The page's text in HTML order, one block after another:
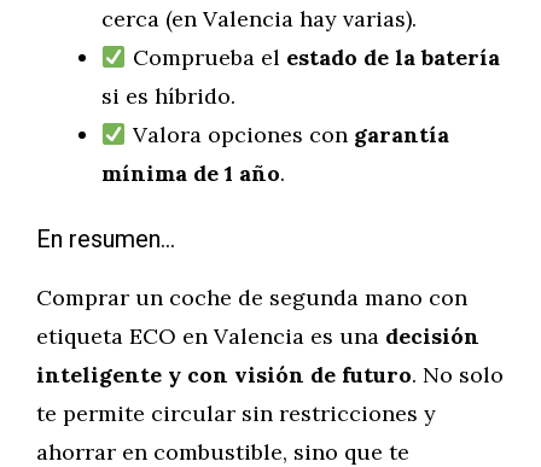
cerca (en Valencia hay varias).
Comprueba el estado de la batería
si es híbrido.
Valora opciones con garantía
mínima de 1 año.
En resumen…
Comprar un coche de segunda mano con
etiqueta ECO en Valencia es una decisión
inteligente y con visión de futuro. No solo
te permite circular sin restricciones y
ahorrar en combustible, sino que te